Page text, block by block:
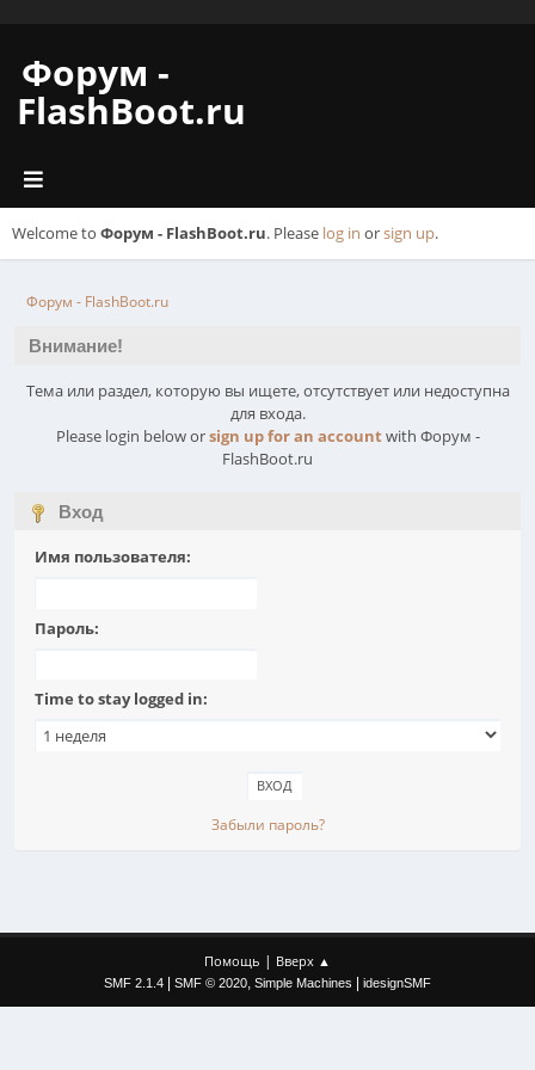
Форум -
FlashBoot.ru
Welcome to Форум - FlashBoot.ru. Please log in orsign up.
Форум - FlashBoot.ru
Внимание!
Тема или раздел, которую вы ищете, отсутствует или недоступна
для входа.
Please login below orsign up for an accountwith Форум -
FlashBoot.ru
Вход
Имя пользователя:
Пароль:
Time to stay logged in:
Забыли пароль?
Помощь | Вверх ▲
SMF 2.1.4 SMF © 2020, Simple Machines idesignSMF